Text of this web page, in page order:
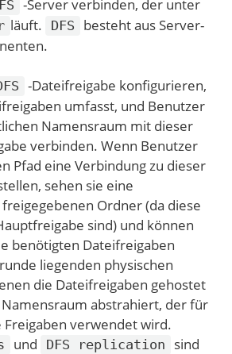
-Server verbinden, der unter
läuft. DFS
besteht aus Server-
-Dateifreigabe konfigurieren,
umfasst, und Benutzer
Namensraum mit dieser
verbinden. Wenn Benutzer
Pfad eine Verbindung zu dieser
sehen sie eine
Ordner (da diese
sind) und können
benötigten Dateifreigaben
liegenden physischen
die Dateifreigaben gehostet
abstrahiert, der für
verwendet wird.
und DFS replication
sind